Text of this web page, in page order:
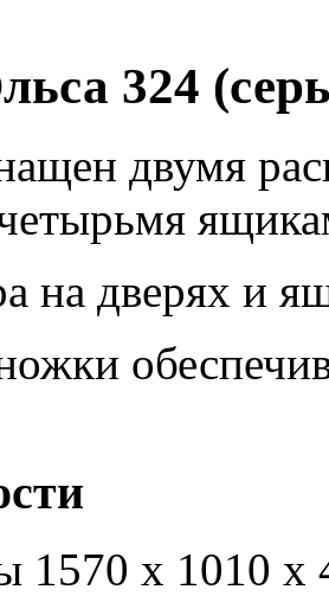
324
двумя
на дверях и
1570 x 1010 x